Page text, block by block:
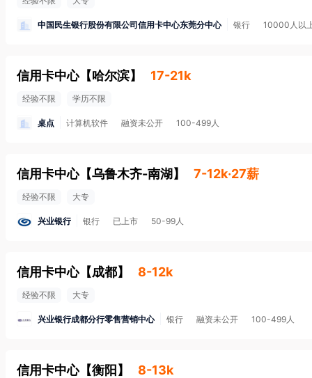
中国民生银行股份有限公司信用卡中心东莞分中心 银行 10000人以
信用卡中心 【哈尔滨】 17-21k
经验不限 学历不限
桌点 计算机软件 融资未公开 100-499人
信用卡中心 【乌鲁木齐-南湖 】 7-12k·27薪
经验不限 大专
兴业银行 银行 已上市 50-99人
信用卡中心 【成都】 8-12k
经验不限 大专
兴业银行成都分行零售营销中心 银行 融资未公开 100-499人
信用卡中心 【衡阳 】 8-13k